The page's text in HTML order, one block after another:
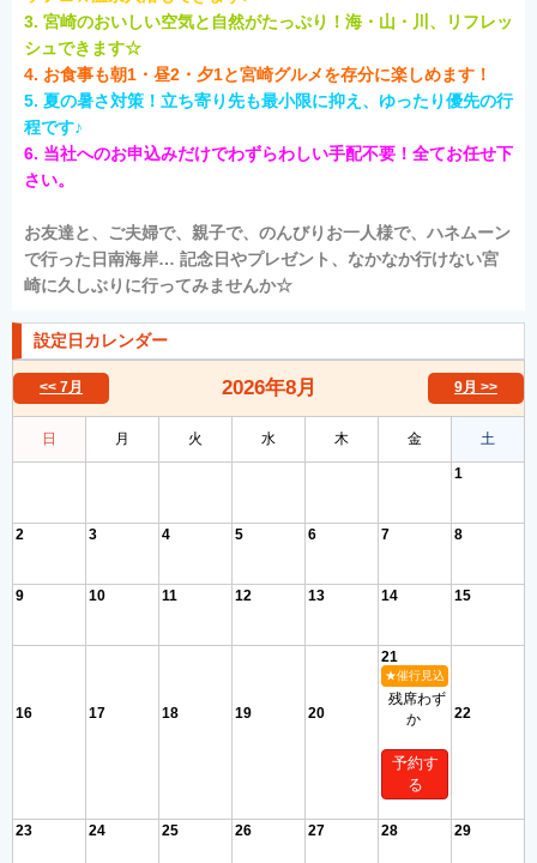
3. 宮崎のおいしい空気と自然がたっぷり！海・山・川、リフレッ
シュできます☆
4. お食事も朝1・昼2・夕1と宮崎グルメを存分に楽しめます！
5. 夏の暑さ対策！立ち寄り先も最小限に抑え、ゆったり優先の行
程です♪
6. 当社へのお申込みだけでわずらわしい手配不要！全てお任せ下
さい。
お友達と、ご夫婦で、親子で、のんびりお一人様で、 ハネムーン
で行った日南海岸… 記念日やプレゼント、なかなか行けない宮
崎に久しぶりに行ってみませんか☆
設定日カレンダー
<< 7月 2026年8月 9月 >>
日 月 火 水 木 金 土
1
2 3 4 5 6 7 8
9 10 11 12 13 14 15
16 17 18 19 20
21
★催行見込
残席わず
か
予約す
る
22
23 24 25 26 27 28 29